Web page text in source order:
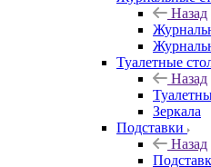
Назад
Туалетные
Назад
Зеркала
Подставки
Назад